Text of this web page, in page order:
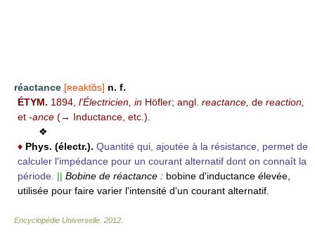
réactance [ʀeaktɑ̃s] n. f.
ÉTYM. 1894, l'Électricien, in Höfler; angl. reactance, de reaction,
et -ance (→ Inductance, etc.).
❖
♦ Phys. (électr.). Quantité qui, ajoutée à la résistance, permet de
calculer l'impédance pour un courant alternatif dont on connaît la
période. || Bobine de réactance : bobine d'inductance élevée,
utilisée pour faire varier l'intensité d'un courant alternatif.
Encyclopédie Universelle 2012